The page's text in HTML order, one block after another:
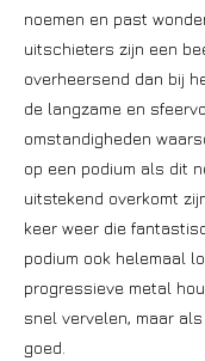
noemen en past
uitschieters zijn een
overheersend dan bij
de langzame en
omstandigheden
op een podium als dit
uitstekend overkomt
keer weer die
podium ook helemaal
progressieve metal
snel vervelen, maar
goed.